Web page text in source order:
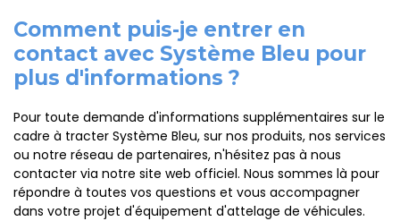
Comment puis-je entrer en
contact avec Système Bleu pour
plus d'informations ?
Pour toute demande d'informations supplémentaires sur le
cadre à tracter Système Bleu, sur nos produits, nos services
ou notre réseau de partenaires, n'hésitez pas à nous
contacter via notre site web officiel. Nous sommes là pour
répondre à toutes vos questions et vous accompagner
dans votre projet d'équipement d'attelage de véhicules.